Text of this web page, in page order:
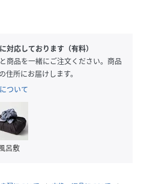
対応しております（有料）
商品を一緒にご注文ください。商品
住所にお届けします。
ついて
呂敷